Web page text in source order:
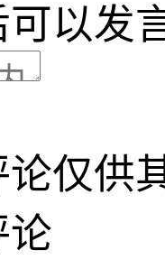
可以发
论仅供
论